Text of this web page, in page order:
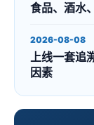
食品、酒水
2026-08-08
上线一套追
因素